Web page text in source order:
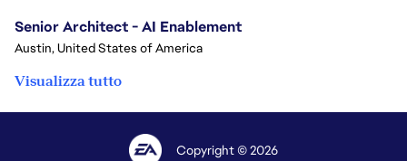
Senior Architect - AI Enablement
Austin, United States of America
Visualizza tutto
Copyright © 2026